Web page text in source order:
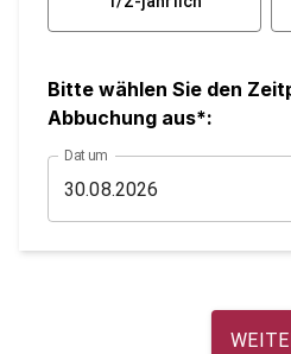
Bitte wählen Sie den
Abbuchung aus*:
Datum